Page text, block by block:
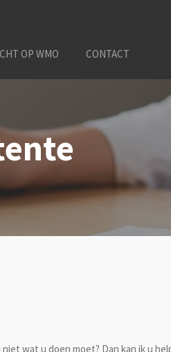
OP WMO CONTACT
wat u doen moet? Dan kan ik u